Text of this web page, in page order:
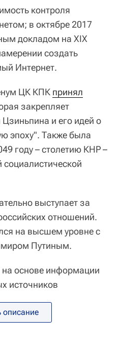
контроля
в октябре 2017
докладом на XIX
создать
Интернет.
ЦК КПК принял
закрепляет
и его идей о
эпоху". Также была
году – столетию КНР –
выступает за
отношений.
на высшем уровне с
Путиным.
основе информации
источников
описание